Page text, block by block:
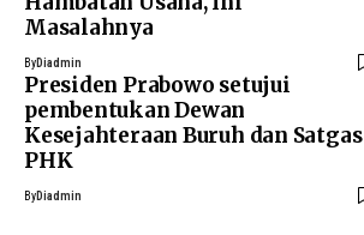
Masalahnya
ByDiadmin
Presiden Prabowo setujui
pembentukan Dewan
Kesejahteraan Buruh dan Satgas
PHK
ByDiadmin